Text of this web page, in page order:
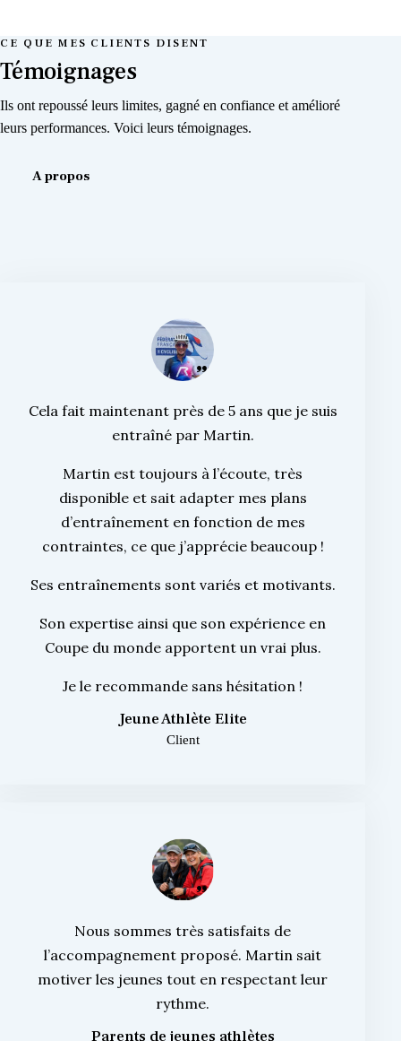
CE QUE MES CLIENTS DISENT
Témoignages
Ils ont repoussé leurs limites, gagné en confiance et amélioré
leurs performances. Voici leurs témoignages.
A propos
Cela fait maintenant près de 5 ans que je suis
entraîné par Martin.
Martin est toujours à l’écoute, très
disponible et sait adapter mes plans
d’entraînement en fonction de mes
contraintes, ce que j’apprécie beaucoup !
Ses entraînements sont variés et motivants.
Son expertise ainsi que son expérience en
Coupe du monde apportent un vrai plus.
Je le recommande sans hésitation !
Jeune Athlète Elite
Client
Nous sommes très satisfaits de
l’accompagnement proposé. Martin sait
motiver les jeunes tout en respectant leur
rythme.
Parents de jeunes athlètes